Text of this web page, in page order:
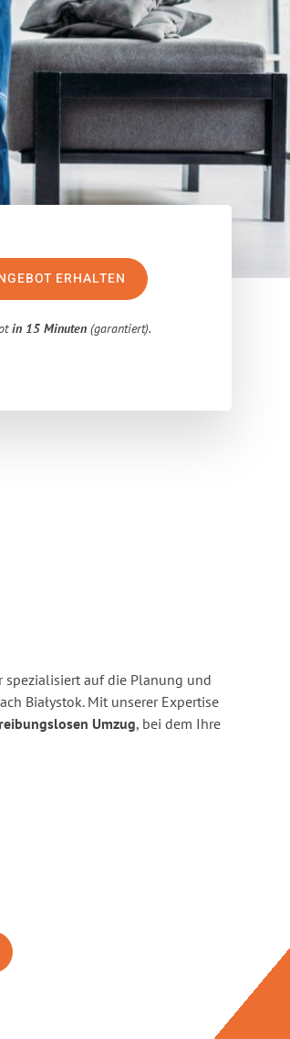
ERHALTEN
in 15 Minuten (garantiert).
spezialisiert auf die Planung und
Białystok. Mit unserer Expertise
reibungslosen Umzug, bei dem Ihre